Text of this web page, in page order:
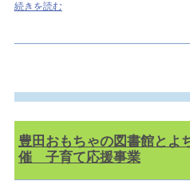
続きを読む
豊田おもちゃの図書館とよ
催 子育て応援事業